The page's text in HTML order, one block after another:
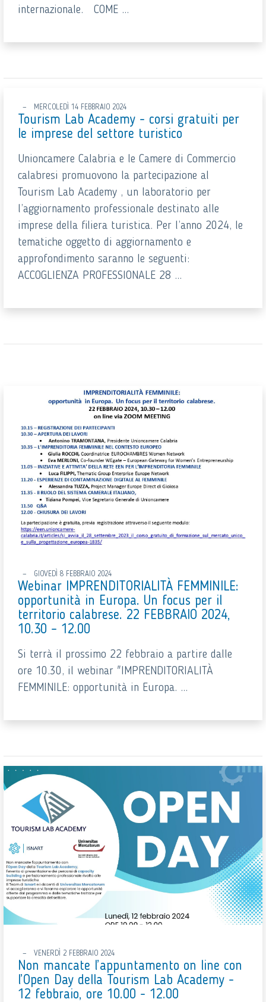
internazionale. COME ...
MERCOLEDÌ 14 FEBBRAIO 2024
Tourism Lab Academy - corsi gratuiti per
le imprese del settore turistico
Unioncamere Calabria e le Camere di Commercio
calabresi promuovono la partecipazione al
Tourism Lab Academy , un laboratorio per
l’aggiornamento professionale destinato alle
imprese della filiera turistica. Per l’anno 2024, le
tematiche oggetto di aggiornamento e
approfondimento saranno le seguenti:
ACCOGLIENZA PROFESSIONALE 28 ...
GIOVEDÌ 8 FEBBRAIO 2024
Webinar IMPRENDITORIALITÀ FEMMINILE:
opportunità in Europa. Un focus per il
territorio calabrese. 22 FEBBRAIO 2024,
10.30 – 12.00
Si terrà il prossimo 22 febbraio a partire dalle
ore 10.30, il webinar "IMPRENDITORIALITÀ
FEMMINILE: opportunità in Europa. ...
VENERDÌ 2 FEBBRAIO 2024
Non mancate l’appuntamento on line con
l’Open Day della Tourism Lab Academy -
12 febbraio, ore 10.00 - 12.00